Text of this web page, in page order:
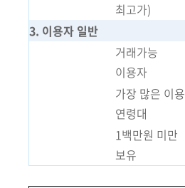
최고가)
3. 이용자 일반
거래가능
이용자
가장 많은 이용
연령대
1백만원 미만
보유